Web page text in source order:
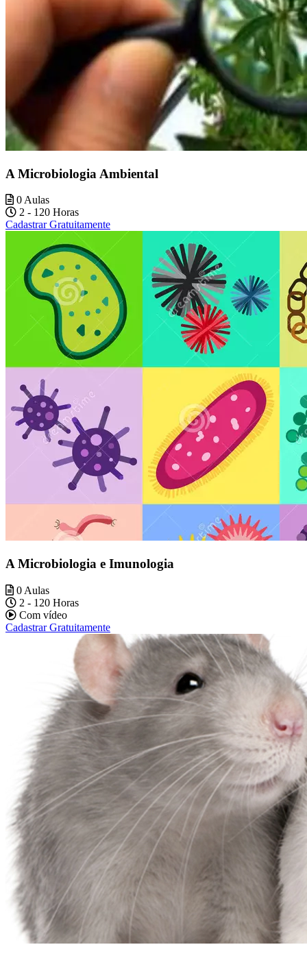
A Microbiologia Ambiental
0 Aulas
2 - 120 Horas
Cadastrar Gratuitamente
A Microbiologia e Imunologia
0 Aulas
2 - 120 Horas
Com vídeo
Cadastrar Gratuitamente